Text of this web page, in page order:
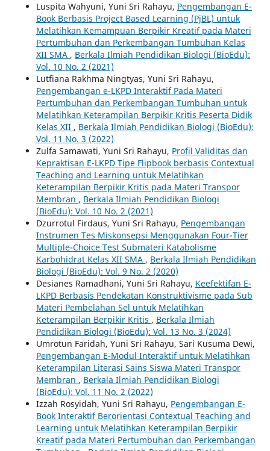
Luspita Wahyuni, Yuni Sri Rahayu, Pengembangan E-
Book Berbasis Project Based Learning (PjBL) untuk
Melatihkan Kemampuan Berpikir Kreatif pada Materi
Pertumbuhan dan Perkembangan Tumbuhan Kelas
XII SMA , Berkala Ilmiah Pendidikan Biologi (BioEdu):
Vol. 10 No. 2 (2021)
Lutfiana Rakhma Ningtyas, Yuni Sri Rahayu,
Pengembangan e-LKPD Interaktif Pada Materi
Pertumbuhan dan Perkembangan Tumbuhan untuk
Melatihkan Keterampilan Berpikir Kritis Peserta Didik
Kelas XII , Berkala Ilmiah Pendidikan Biologi (BioEdu):
Vol. 11 No. 3 (2022)
Zulfa Samawati, Yuni Sri Rahayu, Profil Validitas dan
Kepraktisan E-LKPD Tipe Flipbook berbasis Contextual
Teaching and Learning untuk Melatihkan
Keterampilan Berpikir Kritis pada Materi Transpor
Membran , Berkala Ilmiah Pendidikan Biologi
(BioEdu): Vol. 10 No. 2 (2021)
Dzurrotul Firdaus, Yuni Sri Rahayu, Pengembangan
Instrumen Tes Miskonsepsi Menggunakan Four-Tier
Multiple-Choice Test Submateri Katabolisme
Karbohidrat Kelas XII SMA , Berkala Ilmiah Pendidikan
Biologi (BioEdu): Vol. 9 No. 2 (2020)
Desianes Ramadhani, Yuni Sri Rahayu, Keefektifan E-
LKPD Berbasis Pendekatan Konstruktivisme pada Sub
Materi Pembelahan Sel untuk Melatihkan
Keterampilan Berpikir Kritis , Berkala Ilmiah
Pendidikan Biologi (BioEdu): Vol. 13 No. 3 (2024)
Umrotun Faridah, Yuni Sri Rahayu, Sari Kusuma Dewi,
Pengembangan E-Modul Interaktif untuk Melatihkan
Keterampilan Literasi Sains Siswa Materi Transpor
Membran , Berkala Ilmiah Pendidikan Biologi
(BioEdu): Vol. 11 No. 2 (2022)
Izzah Rosyidah, Yuni Sri Rahayu, Pengembangan E-
Book Interaktif Berorientasi Contextual Teaching and
Learning untuk Melatihkan Keterampilan Berpikir
Kreatif pada Materi Pertumbuhan dan Perkembangan